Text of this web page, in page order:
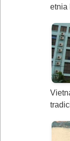
etnia